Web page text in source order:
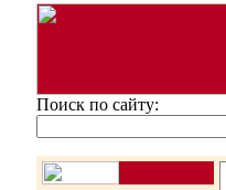
Поиск по сайту: